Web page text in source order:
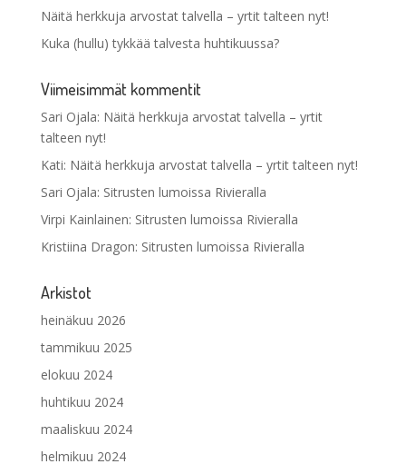
Näitä herkkuja arvostat talvella – yrtit talteen nyt!
Kuka (hullu) tykkää talvesta huhtikuussa?
Viimeisimmät kommentit
Sari Ojala: Näitä herkkuja arvostat talvella – yrtit
talteen nyt!
Kati: Näitä herkkuja arvostat talvella – yrtit talteen nyt!
Sari Ojala: Sitrusten lumoissa Rivieralla
Virpi Kainlainen: Sitrusten lumoissa Rivieralla
Kristiina Dragon: Sitrusten lumoissa Rivieralla
Arkistot
heinäkuu 2026
tammikuu 2025
elokuu 2024
huhtikuu 2024
maaliskuu 2024
helmikuu 2024